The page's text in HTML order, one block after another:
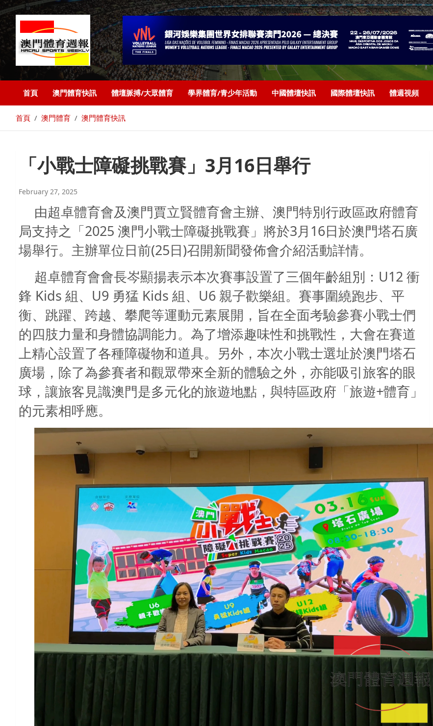
首頁 澳門體育快訊 體壇脈搏/大眾體育 學界體育/青少年活動 中國體壇快訊 國際體壇快訊 體週視頻
首頁 澳門體育 澳門體育快訊
「小戰士障礙挑戰賽」3月16日舉行
February 27, 2025
由超卓體育會及澳門賈立賢體育會主辦、澳門特別行政區政府體育
局支持之「 2025 澳門小戰士障礙挑戰賽」將於3月 16 日於澳門塔石廣
場舉行。主辦單位日前(25 日 )召開新聞發佈會介紹活動詳情。
超卓體育會會長岑顯揚表示本次賽事設置了三個年齡組別： U12 衝
鋒 Kids 組、 U9 勇猛 Kids 組、 U6 親子歡樂組。賽事圍繞跑步、平
衡、跳躍、跨越、攀爬等運動元素展開，旨在全面考驗參賽小戰士們
的四肢力量和身體協調能力。為了增添趣味性和挑戰性，大會在賽道
上精心設置了各種障礙物和道具。另外，本次小戰士選址於澳門塔石
廣場，除了為參賽者和觀眾帶來全新的體驗之外，亦能吸引旅客的眼
球，讓旅客見識澳門是多元化的旅遊地點，與特區政府「旅遊+體育」
的元素相呼應。